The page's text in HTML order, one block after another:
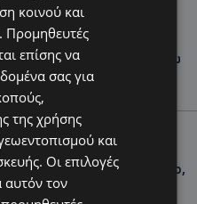
ψάρεμα και άφησαν πίσω
που προβληματίζουν-
Έφυγε από τη ζωή ο
που ξεχώρισε σε θέατρο,
(Bίντεο)
κοινού και
Προμηθευτές
επίσης να
σας για
της χρήσης
και
Οι επιλογές
αυτόν τον